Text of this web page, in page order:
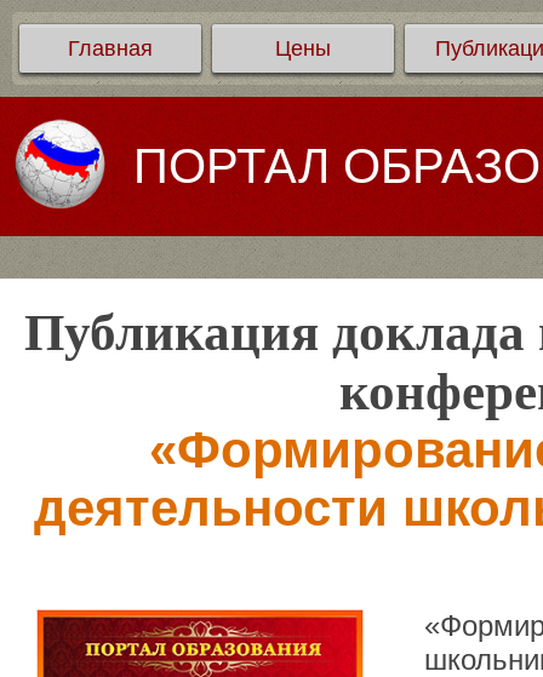
Главная Цены
ПОРТАЛ
Публикация доклада
деятельности